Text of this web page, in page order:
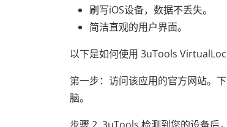
刷写iOS设备，数据不丢失。
简洁直观的用户界面。
以下是如何使用 3uTools
第一步：访问该应用的官方网站。
脑。